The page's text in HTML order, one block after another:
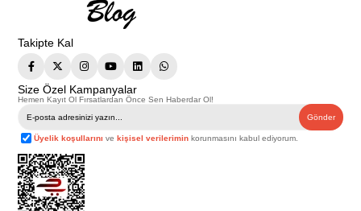
Takipte Kal
Size Özel Kampanyalar
Hemen Kayıt Ol Fırsatlardan Önce Sen Haberdar Ol!
Gönder
Üyelik koşullarını vekişisel verilerimin korunmasını kabul ediyorum.